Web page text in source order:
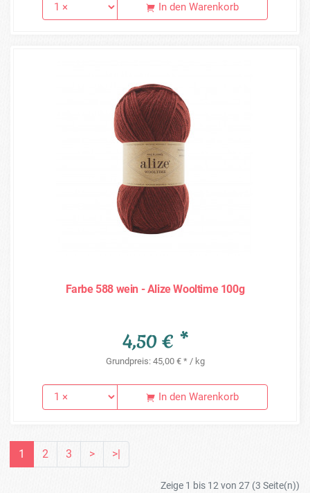
In den Warenkorb
Farbe 588 wein - Alize Wooltime 100g
4,50 € *
Grundpreis: 45,00 € * / kg
In den Warenkorb
1 2 3 > >|
Zeige 1 bis 12 von 27 (3 Seite(n))